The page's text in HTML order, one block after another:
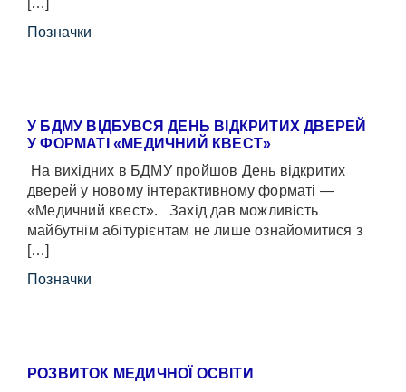
[…]
Позначки
У БДМУ ВІДБУВСЯ ДЕНЬ ВІДКРИТИХ ДВЕРЕЙ
У ФОРМАТІ «МЕДИЧНИЙ КВЕСТ»
На вихідних в БДМУ пройшов День відкритих
дверей у новому інтерактивному форматі —
«Медичний квест». Захід дав можливість
майбутнім абітурієнтам не лише ознайомитися з
[…]
Позначки
РОЗВИТОК МЕДИЧНОЇ ОСВІТИ